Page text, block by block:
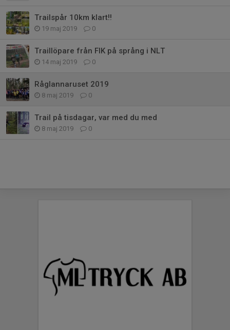
Trailspår 10km klart!!
19 maj 2019 0
Traillöpare från FIK på språng i NLT
14 maj 2019 0
Råglannaruset 2019
8 maj 2019 0
Trail på tisdagar, var med du med
8 maj 2019 0